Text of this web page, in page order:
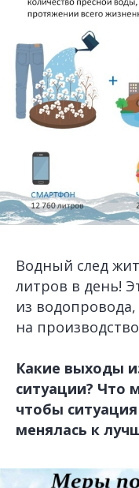
Водный след
литров в день!
из
на
Какие выходы
ситуации? Что
чтобы
менялась к